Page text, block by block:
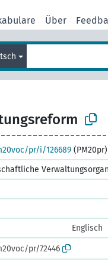
Über
pr/i/126689 (PM20pr)
Englisch
pr/72446